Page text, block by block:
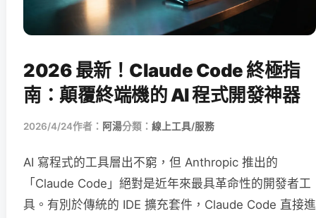
2026 最新！Claude Code 終極指
南：顛覆終端機的 AI 程式開發神器
2026/4/24作者： 阿湯分類： 線上工具/服務
AI 寫程式的工具層出不窮，但 Anthropic 推出的
「Claude Code」絕對是近年來最具革命性的開發者工
具。有別於傳統的 IDE 擴充套件，Claude Code 直接進